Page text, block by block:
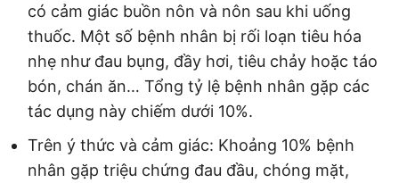
có cảm giác buồn nôn và nôn sau khi uống
thuốc. Một số bệnh nhân bị rối loạn tiêu hóa
nhẹ như đau bụng, đầy hơi, tiêu chảy hoặc táo
bón, chán ăn… Tổng tỷ lệ bệnh nhân gặp các
tác dụng này chiếm dưới 10%.
Trên ý thức và cảm giác: Khoảng 10% bệnh
nhân gặp triệu chứng đau đầu, chóng mặt,